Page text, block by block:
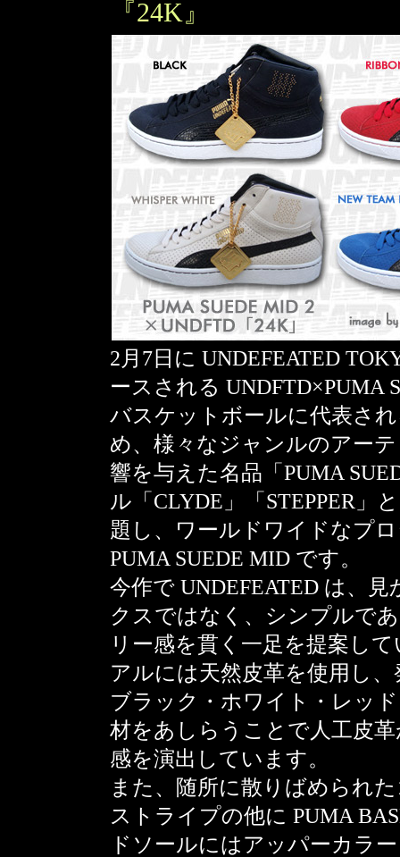
『24K』
2月7日に UNDEFEATED
ースされる UNDFTD×PUMA
バスケットボールに代表さ
め、様々なジャンルのアー
響を与えた名品「PUMA
ル「CLYDE」「STEPPER」
題し、ワールドワイドなプ
PUMA SUEDE MID です。
今作で UNDEFEATED は、
クスではなく、シンプルで
リー感を貫く一足を提案し
アルには天然皮革を使用し
ブラック・ホワイト・レッ
材をあしらうことで人工皮
感を演出しています。
また、随所に散りばめられ
ストライプの他に PUMA
ドソールにはアッパーカラ